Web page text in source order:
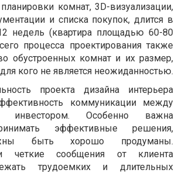
комнат, 3D-визуализации,
и списка покупок, длится в
недель (квартира площадью 60-80
процесса проектирования также
обустроенных комнат и их размер,
кого не является неожиданностью.
проекта дизайна интерьера
коммуникации между
инвестором. Особенно важна
эффективные решения,
быть хорошо продуманы.
четкие сообщения от клиента
трудоемких и длительных